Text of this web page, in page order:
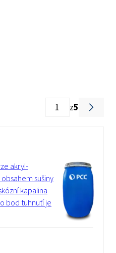
z5
akryl-
sušiny
kapalina
bod tuhnutí je